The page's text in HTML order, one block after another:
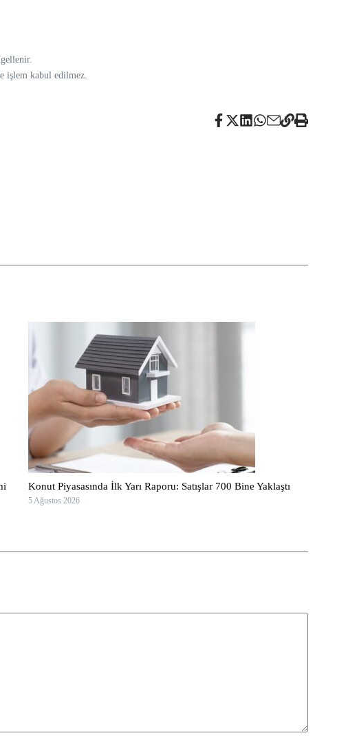
işlem kabul edilmez.
Konut Piyasasında İlk Yarı Raporu: Satışlar 700 Bine Yaklaştı
5 Ağustos 2026